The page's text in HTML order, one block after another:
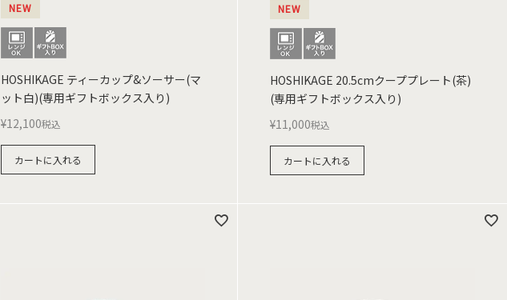
NEW
HOSHIKAGE ティーカップ&ソーサー(マ
ット白)(専用ギフトボックス入り)
¥12,100税込
カートに入れる
NEW
HOSHIKAGE 20.5cmクーププレート(茶)
(専用ギフトボックス入り)
¥11,000税込
カートに入れる